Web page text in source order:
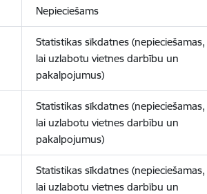
Nepieciešams
Statistikas sīkdatnes (nepieciešamas,
lai uzlabotu vietnes darbību un
pakalpojumus)
Statistikas sīkdatnes (nepieciešamas,
lai uzlabotu vietnes darbību un
pakalpojumus)
Statistikas sīkdatnes (nepieciešamas,
lai uzlabotu vietnes darbību un